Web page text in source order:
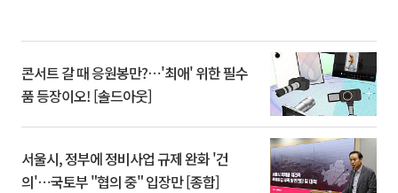
콘서트 갈 때 응원봉만?⋯'최애' 위한 필수
품 등장이오! [솔드아웃]
서울시, 정부에 정비사업 규제 완화 '건
의'⋯국토부 "협의 중" 입장만 [종합]